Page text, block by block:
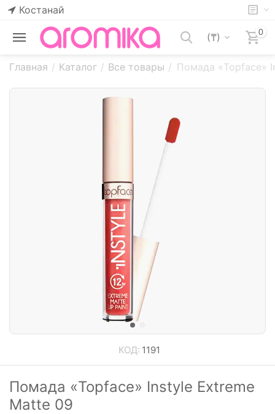
Костанай
(₸) 0
Главная / Каталог / Все товары / Помада «Topface»
КОД: 1191
Помада «Topface» Instyle Extreme
Matte 09